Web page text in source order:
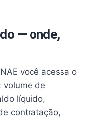
— onde,
você acessa o
volume de
líquido,
contratação,